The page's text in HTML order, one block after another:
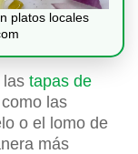
platos locales
las tapas de
las
o el lomo de
más